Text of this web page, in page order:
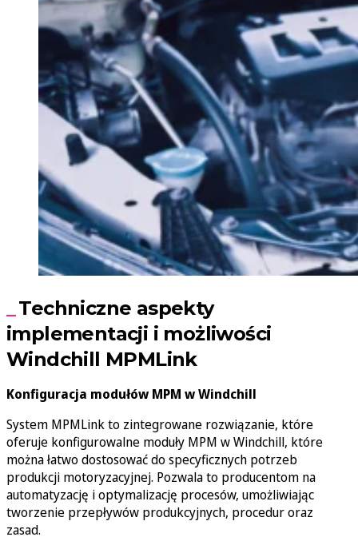
Techniczne aspekty
implementacji i możliwości
Windchill MPMLink
Konfiguracja modułów MPM w Windchill
System MPMLink to zintegrowane rozwiązanie, które
oferuje konfigurowalne moduły MPM w Windchill, które
można łatwo dostosować do specyficznych potrzeb
produkcji motoryzacyjnej. Pozwala to producentom na
automatyzację i optymalizację procesów, umożliwiając
tworzenie przepływów produkcyjnych, procedur oraz
zasad.